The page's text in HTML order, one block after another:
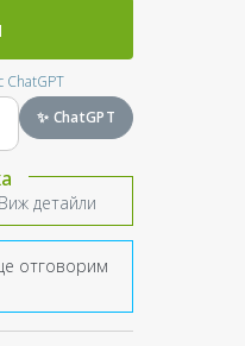
✨ ChatGPT
Виж детайли